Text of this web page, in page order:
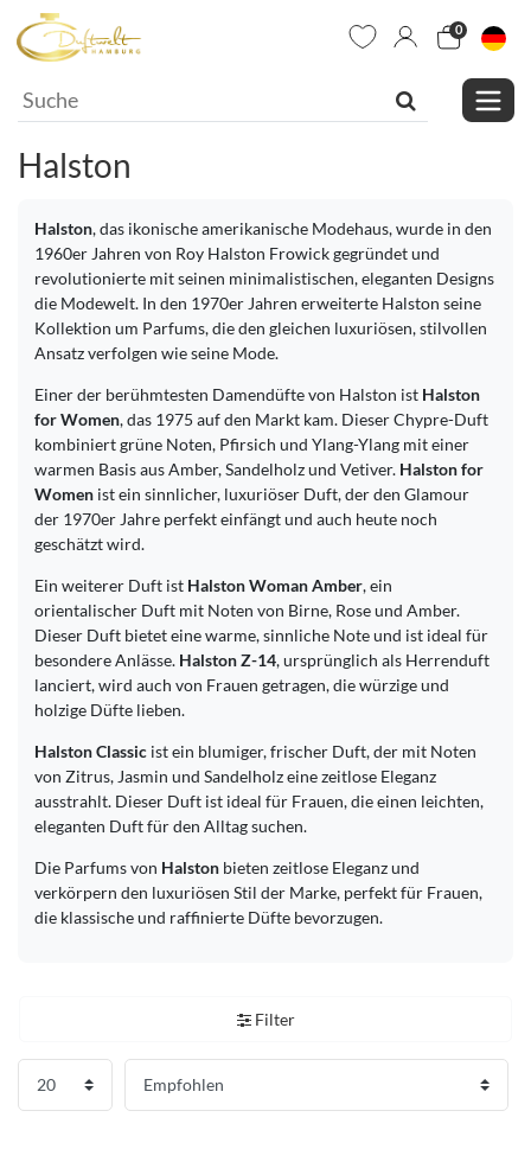
0
Halston
Halston, das ikonische amerikanische Modehaus, wurde in den
1960er Jahren von Roy Halston Frowick gegründet und
revolutionierte mit seinen minimalistischen, eleganten Designs
die Modewelt. In den 1970er Jahren erweiterte Halston seine
Kollektion um Parfums, die den gleichen luxuriösen, stilvollen
Ansatz verfolgen wie seine Mode.
Einer der berühmtesten Damendüfte von Halston ist Halston
for Women, das 1975 auf den Markt kam. Dieser Chypre-Duft
kombiniert grüne Noten, Pfirsich und Ylang-Ylang mit einer
warmen Basis aus Amber, Sandelholz und Vetiver. Halston for
Women ist ein sinnlicher, luxuriöser Duft, der den Glamour
der 1970er Jahre perfekt einfängt und auch heute noch
geschätzt wird.
Ein weiterer Duft ist Halston Woman Amber, ein
orientalischer Duft mit Noten von Birne, Rose und Amber.
Dieser Duft bietet eine warme, sinnliche Note und ist ideal für
besondere Anlässe. Halston Z-14, ursprünglich als Herrenduft
lanciert, wird auch von Frauen getragen, die würzige und
holzige Düfte lieben.
Halston Classic ist ein blumiger, frischer Duft, der mit Noten
von Zitrus, Jasmin und Sandelholz eine zeitlose Eleganz
ausstrahlt. Dieser Duft ist ideal für Frauen, die einen leichten,
eleganten Duft für den Alltag suchen.
Die Parfums von Halston bieten zeitlose Eleganz und
verkörpern den luxuriösen Stil der Marke, perfekt für Frauen,
die klassische und raffinierte Düfte bevorzugen.
Filter